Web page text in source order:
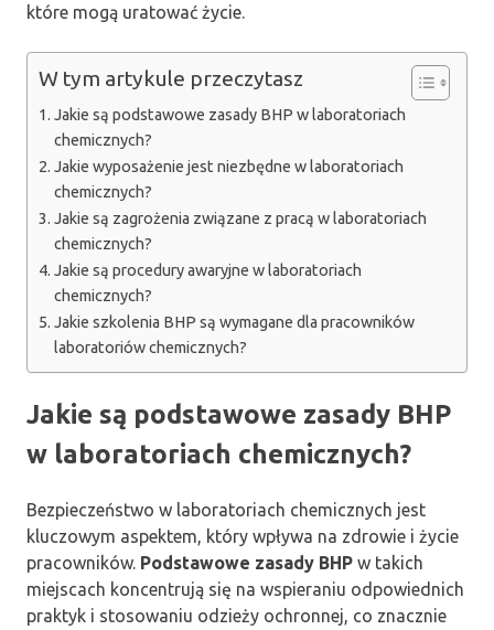
które mogą uratować życie.
W tym artykule przeczytasz
Jakie są podstawowe zasady BHP w laboratoriach
chemicznych?
Jakie wyposażenie jest niezbędne w laboratoriach
chemicznych?
Jakie są zagrożenia związane z pracą w laboratoriach
chemicznych?
Jakie są procedury awaryjne w laboratoriach
chemicznych?
Jakie szkolenia BHP są wymagane dla pracowników
laboratoriów chemicznych?
Jakie są podstawowe zasady BHP
w laboratoriach chemicznych?
Bezpieczeństwo w laboratoriach chemicznych jest
kluczowym aspektem, który wpływa na zdrowie i życie
pracowników. Podstawowe zasady BHP w takich
miejscach koncentrują się na wspieraniu odpowiednich
praktyk i stosowaniu odzieży ochronnej, co znacznie